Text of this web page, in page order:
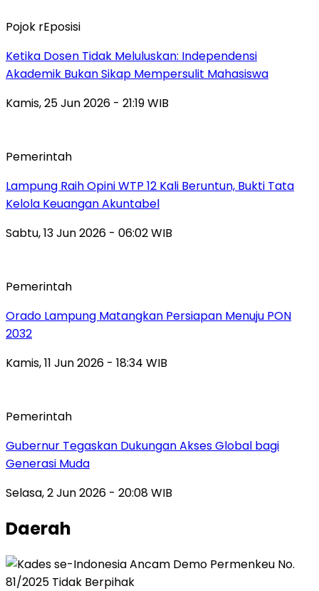
Pojok rEposisi
Ketika Dosen Tidak Meluluskan: Independensi
Akademik Bukan Sikap Mempersulit Mahasiswa
Kamis, 25 Jun 2026 - 21:19 WIB
Pemerintah
Lampung Raih Opini WTP 12 Kali Beruntun, Bukti Tata
Kelola Keuangan Akuntabel
Sabtu, 13 Jun 2026 - 06:02 WIB
Pemerintah
Orado Lampung Matangkan Persiapan Menuju PON
2032
Kamis, 11 Jun 2026 - 18:34 WIB
Pemerintah
Gubernur Tegaskan Dukungan Akses Global bagi
Generasi Muda
Selasa, 2 Jun 2026 - 20:08 WIB
Daerah